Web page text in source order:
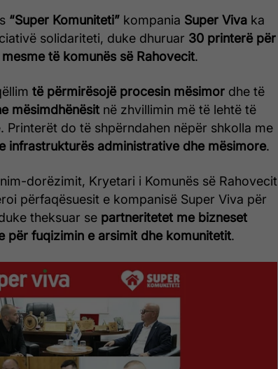
“Super Komuniteti” kompania Super Viva ka
solidariteti, duke dhuruar 30 printerë për
të komunës së Rahovecit.
të përmirësojë procesin mësimor dhe të
mësimdhënësit në zhvillimin më të lehtë të
Printerët do të shpërndahen nëpër shkolla me
infrastrukturës administrative dhe mësimore.
dorëzimit, Kryetari i Komunës së Rahovecit
përfaqësuesit e kompanisë Super Viva për
theksuar se partneritetet me bizneset
për fuqizimin e arsimit dhe komunitetit.